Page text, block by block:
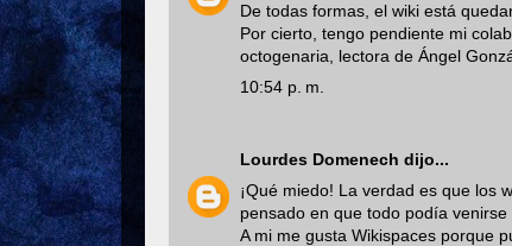
De todas formas, el wiki está
Por cierto, tengo pendiente mi
octogenaria, lectora de Ángel
10:54 p. m.
Lourdes Domenech dijo...
¡Qué miedo! La verdad es que los
pensado en que todo podía
A mi me gusta Wikispaces porque